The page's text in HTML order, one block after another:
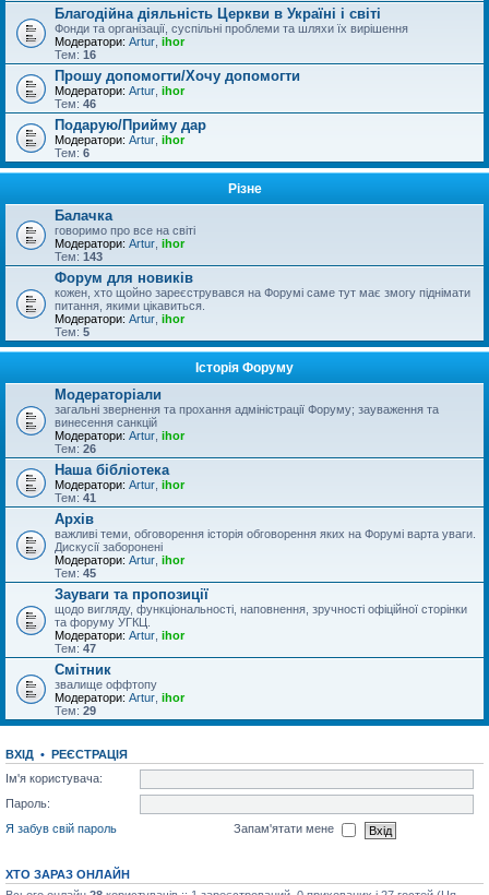
Благодійна діяльність Церкви в Україні і світі
Фонди та організації, суспільні проблеми та шляхи їх вирішення
Модератори: Artur ihor
Тем: 16
Прошу допомогти/Хочу допомогти
Модератори: Artur ihor
Тем: 46
Подарую/Прийму дар
Модератори: Artur ihor
Тем: 6
Різне
Балачка
говоримо про все на світі
Модератори: Artur ihor
Тем: 143
Форум для новиків
кожен, хто щойно зареєструвався на Форумі саме тут має змогу піднімати
питання, якими цікавиться.
Модератори: Artur ihor
Тем: 5
Історія Форуму
Модераторіали
загальні звернення та прохання адміністрації Форуму; зауваження та
винесення санкцій
Модератори: Artur ihor
Тем: 26
Наша бібліотека
Модератори: Artur ihor
Тем: 41
Архів
важливі теми, обговорення історія обговорення яких на Форумі варта уваги.
Дискусії заборонені
Модератори: Artur ihor
Тем: 45
Зауваги та пропозиції
щодо вигляду, функціональності, наповнення, зручності офіційної сторінки
та форуму УГКЦ.
Модератори: Artur ihor
Тем: 47
Смітник
звалище оффтопу
Модератори: Artur ihor
Тем: 29
ВХІД • РЕЄСТРАЦІЯ
Ім'я користувача:
Пароль:
Я забув свій пароль
Запам'ятати мене
ХТО ЗАРАЗ ОНЛАЙН